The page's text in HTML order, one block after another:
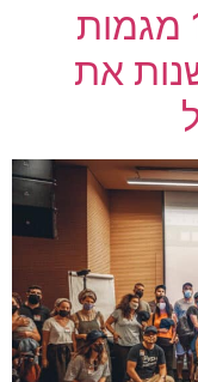
כנס מקס עסקים | 16 מגמות
את